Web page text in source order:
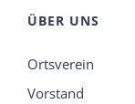
ÜBER UNS
Ortsverein
Vorstand